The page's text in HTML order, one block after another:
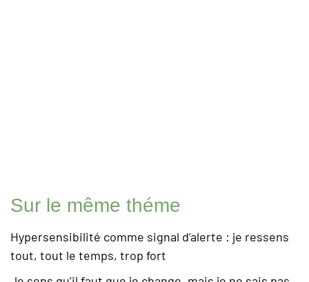
Sur le même théme
Hypersensibilité comme signal d’alerte : je ressens
tout, tout le temps, trop fort